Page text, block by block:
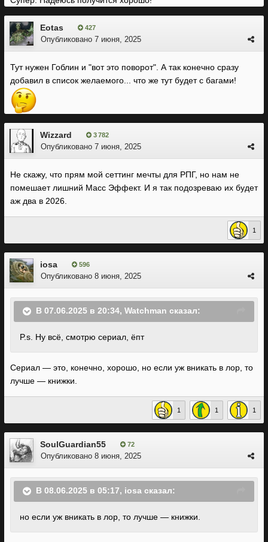
Eotas 427
Опубликовано 7 июня, 2025
Тут нужен Гоблин и "вот это поворот". А так конечно сразу
добавил в список желаемого... что же тут будет с багами!
Wizzard 3 782
Опубликовано 7 июня, 2025
Не скажу, что прям мой сеттинг мечты для РПГ, но нам не
помешает лишний Масс Эффект. И я так подозреваю их будет
аж два в 2026.
1
iosa 596
Опубликовано 8 июня, 2025
В 07.06.2025 в 20:34, Watchman сказал:
P.s. Ну всё, смотрю сериал, ёпт
Сериал — это, конечно, хорошо, но если уж вникать в лор, то
лучше — книжки.
1 1 1
SoulGuardian55 72
Опубликовано 8 июня, 2025
В 08.06.2025 в 05:17, iosa сказал:
но если уж вникать в лор, то лучше — книжки.